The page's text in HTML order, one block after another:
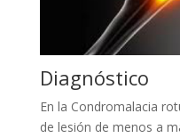
Diagnóstico
En la Condromalacia
de lesión de menos a